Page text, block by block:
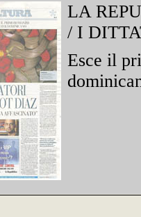
LA
/ I
Esce il